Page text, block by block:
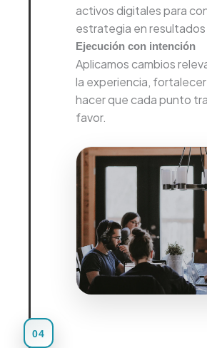
activos digitales para
estrategia en resultados
Ejecución con intención
Aplicamos cambios
la experiencia,
hacer que cada punto
favor.
04